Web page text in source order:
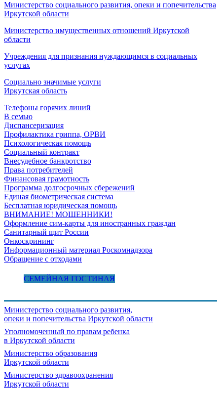
Министерство социального развития, опеки и попечительства
Иркутской области
Министерство имущественных отношений Иркутской
области
Учреждения для признания нуждающимся в социальных
услугах
Социально значимые услуги
Иркутская область
Телефоны горячих линий
В семью
Диспансеризация
Профилактика гриппа, ОРВИ
Психологическая помощь
Социальный контракт
Внесудебное банкротство
Права потребителей
Финансовая грамотность
Программа долгосрочных сбережений
Единая биометрическая система
Бесплатная юридическая помощь
ВНИМАНИЕ! МОШЕННИКИ!
Оформление сим-карты для иностранных граждан
Санитарный щит России
Онкоскрининг
Информационный материал Роскомнадзора
Обращение с отходами
СЕМЕЙНАЯ ГОСТИНАЯ
Министерство социального развития,
опеки и попечительства Иркутской области
Уполномоченный по правам ребенка
в Иркутской области
Министерство образования
Иркутской области
Министерство здравоохранения
Иркутской области